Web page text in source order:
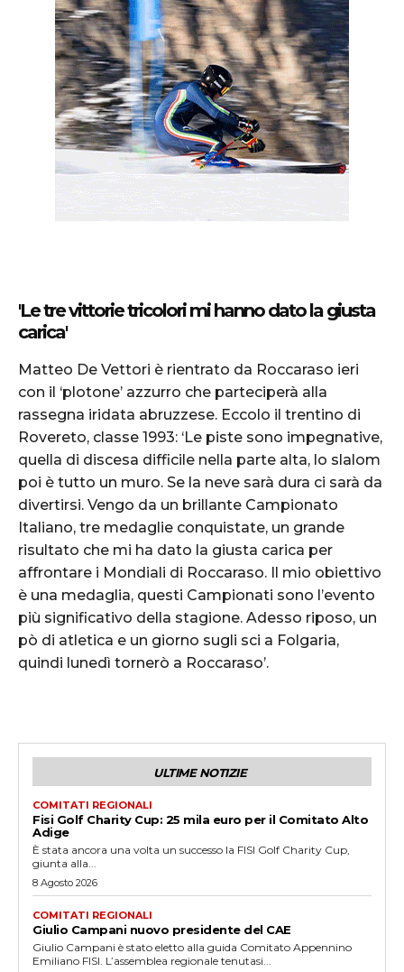
'Le tre vittorie tricolori mi hanno dato la giusta
carica'
Matteo De Vettori è rientrato da Roccaraso ieri
con il ‘plotone’ azzurro che parteciperà alla
rassegna iridata abruzzese. Eccolo il trentino di
Rovereto, classe 1993: ‘Le piste sono impegnative,
quella di discesa difficile nella parte alta, lo slalom
poi è tutto un muro. Se la neve sarà dura ci sarà da
divertirsi. Vengo da un brillante Campionato
Italiano, tre medaglie conquistate, un grande
risultato che mi ha dato la giusta carica per
affrontare i Mondiali di Roccaraso. Il mio obiettivo
è una medaglia, questi Campionati sono l’evento
più significativo della stagione. Adesso riposo, un
pò di atletica e un giorno sugli sci a Folgaria,
quindi lunedì tornerò a Roccaraso’.
ULTIME NOTIZIE
COMITATI REGIONALI
Fisi Golf Charity Cup: 25 mila euro per il Comitato Alto
Adige
È stata ancora una volta un successo la FISI Golf Charity Cup,
giunta alla...
8 Agosto 2026
COMITATI REGIONALI
Giulio Campani nuovo presidente del CAE
Giulio Campani è stato eletto alla guida Comitato Appennino
Emiliano FISI. L’assemblea regionale tenutasi...